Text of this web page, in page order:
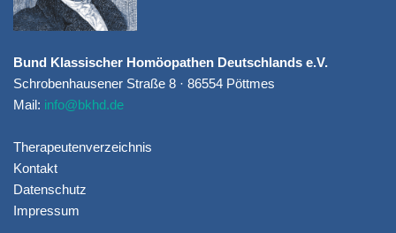
Bund Klassischer Homöopathen Deutschlands e.V.
Schrobenhausener Straße 8 · 86554 Pöttmes
Mail: info@bkhd.de
Therapeutenverzeichnis
Kontakt
Datenschutz
Impressum